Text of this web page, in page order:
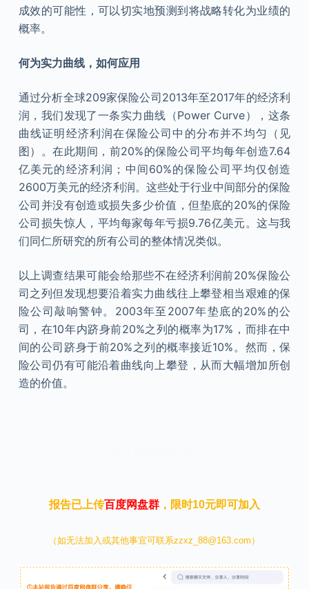
成效的可能性，可以切实地预测到将战略转化为业绩的
概率。
何为实力曲线，如何应用
通过分析全球209家保险公司2013年至2017年的经济利
润，我们发现了一条实力曲线（Power Curve），这条
曲线证明经济利润在保险公司中的分布并不均匀（见
图）。在此期间，前20%的保险公司平均每年创造7.64
亿美元的经济利润；中间60%的保险公司平均仅创造
2600万美元的经济利润。这些处于行业中间部分的保险
公司并没有创造或损失多少价值，但垫底的20%的保险
公司损失惊人，平均每家每年亏损9.76亿美元。这与我
们同仁所研究的所有公司的整体情况类似。
以上调查结果可能会给那些不在经济利润前20%保险公
司之列但发现想要沿着实力曲线往上攀登相当艰难的保
险公司敲响警钟。2003年至2007年垫底的20%的公
司，在10年内跻身前20%之列的概率为17%，而排在中
间的公司跻身于前20%之列的概率接近10%。然而，保
险公司仍有可能沿着曲线向上攀登，从而大幅增加所创
造的价值。
报告已上传百度网盘群，限时10元即可加入
（如无法加入或其他事宜可联系zzxz_88@163.com）